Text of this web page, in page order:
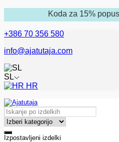
Koda za 15%
+386 70 356 580
info@ajatutaja.com
SL
HR
Izpostavljeni izdelki